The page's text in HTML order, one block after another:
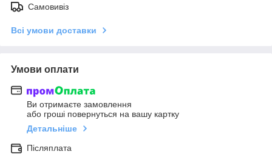
Самовивіз
Всі умови доставки
Умови оплати
Ви отримаєте замовлення
або гроші повернуться на вашу картку
Детальніше
Післяплата